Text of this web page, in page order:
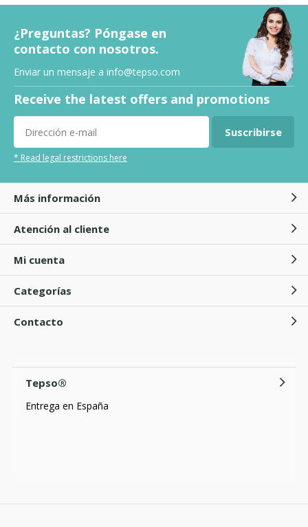
¿Preguntas? Póngase en
contacto con nosotros.
Enviar un mensaje a info@tepso.com
Receive the latest offers and promotions
Suscribirse
* Read legal restrictions here
Más información
Atención al cliente
Mi cuenta
Categorías
Contacto
Tepso®
Entrega en España